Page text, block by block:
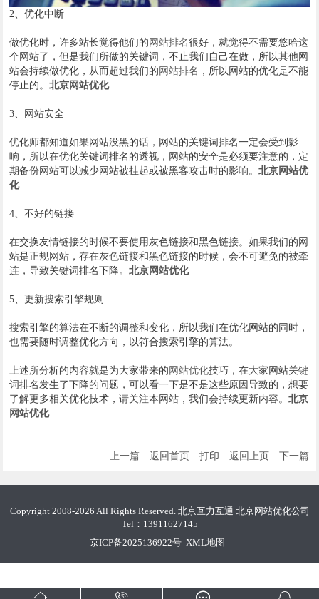
2、优化中断
做优化时，许多站长觉得他们的 网站排名很好，就觉得不需要悠哈这
个网站了，但是我们所做的关键词，不止我们自己在做，所以其他网
站会持续做优化，从而超过我们的 网站排名 ，所以网站的优化是不能
停止的。北京网站优化
3、网站安全
优化师都知道如果网站没黑的话，网站的关键词排名一定会受到影
响，所以在优化关键词排名的透视，网站的安全是必须要注意的，定
期备份网站可以减少网站被挂起或被黑客攻击时的影响。北京网站优
化
4、不好的链接
在交换友情链接的时候不要使用灰色链接和黑色链接。如果我们的网
站是正规网站，存在灰色链接和黑色链接的时候，会不可避免的被牵
连，导致关键词排名下降。北京网站优化
5、更新搜索引擎规则
搜索引擎的算法在不断的调整和变化，所以我们在优化网站的同时，
也需要随时调整优化方向，以符合搜索引擎的算法。
上述所分析的内容就是为大家带来的 网站优化技巧，在大家网站关键
词排名发生了下降的问题，可以看一下是不是这些原因导致的，想要
了解更多相关优化技术，请关注本网站，我们会持续更新内容。北京
网站优化
上一篇 返回首页 打印 返回上页 下一篇
Copyright 2008-2026 All Rights Reserved. 北京互力互通 北京网站优化公司
Tel：13911627145
京ICP备2025136922号 XML地图